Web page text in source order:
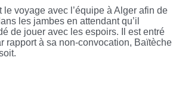
voyage avec l’équipe à Alger afin de
les jambes en attendant qu’il
de jouer avec les espoirs. Il est entré
rapport à sa non-convocation, Baïtèche